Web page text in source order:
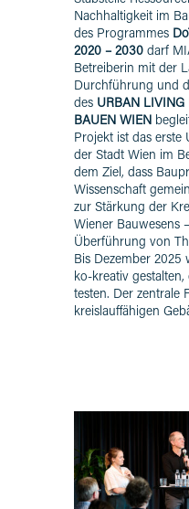
Nachhaltigkeit im
des Programmes
2020 – 2030darf
Betreiberin mit der
Durchführung und
des URBAN LIVING
BAUEN WIEN
Projekt ist das erste
der Stadt Wien im
dem Ziel, dass
Wissenschaft
zur Stärkung der
Wiener Bauwesens
Überführung von
Bis Dezember
ko-kreativ
testen. Der zentrale
kreislauffähigen